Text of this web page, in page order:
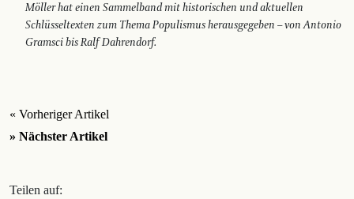
Möller hat einen Sammelband mit historischen und aktuellen
Schlüsseltexten zum Thema Populismus herausgegeben – von Antonio
Gramsci bis Ralf Dahrendorf.
« Vorheriger Artikel
» Nächster Artikel
Teilen auf: